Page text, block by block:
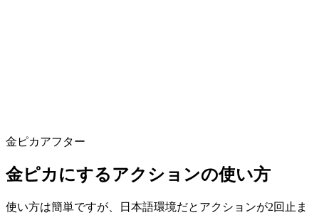
金ピカアフター
金ピカにするアクションの使い方
使い方は簡単ですが、日本語環境だとアクションが2回止ま